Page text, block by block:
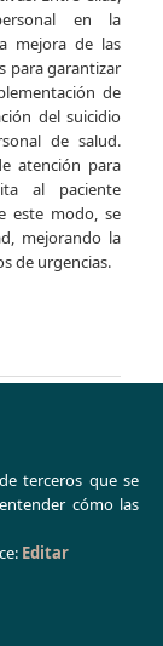
en la
mejora de las
para garantizar
de
del suicidio
de salud.
atención para
al paciente
este modo, se
mejorando la
de urgencias.
prácticas
un entorno de
una relación
que el
con
terceros que se
cómo las
Editar